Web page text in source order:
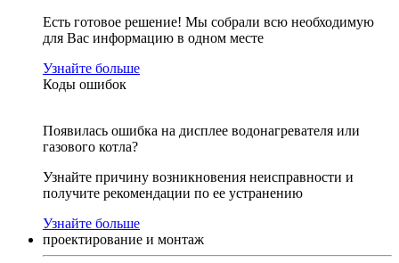
Есть готовое решение! Мы собрали всю необходимую
для Вас информацию в одном месте
Узнайте больше
Коды ошибок
Появилась ошибка на дисплее водонагревателя или
газового котла?
Узнайте причину возникновения неисправности и
получите рекомендации по ее устранению
Узнайте больше
проектирование и монтаж